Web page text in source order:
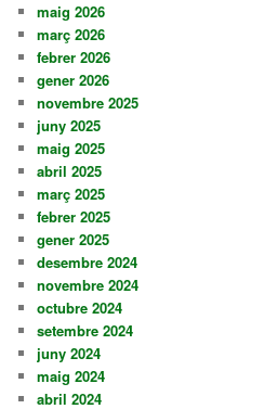
maig 2026
març 2026
febrer 2026
gener 2026
novembre 2025
juny 2025
maig 2025
abril 2025
març 2025
febrer 2025
gener 2025
desembre 2024
novembre 2024
octubre 2024
setembre 2024
juny 2024
maig 2024
abril 2024